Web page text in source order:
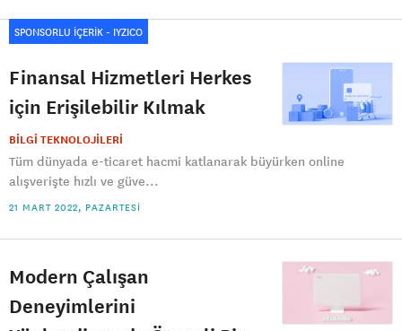
SPONSORLU İÇERİK - IYZICO
Finansal Hizmetleri Herkes
için Erişilebilir Kılmak
BİLGİ TEKNOLOJİLERİ
Tüm dünyada e-ticaret hacmi katlanarak büyürken online
alışverişte hızlı ve güve...
21 MART 2022, PAZARTESI
Modern Çalışan
Deneyimlerini